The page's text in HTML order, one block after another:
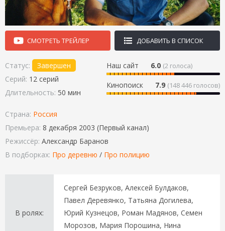
СМОТРЕТЬ ТРЕЙЛЕР ДОБАВИТЬ В СПИСОК
Наш сайт 6.0 (2 голоса)
Кинопоиск 7.9 (148 446 голосов)
Статус:
Завершен
Серий: 12 серий
Длительность: 50 мин
Страна: Россия
Премьера: 8 декабря 2003 (Первый канал)
Режиссёр: Александр Баранов
В подборках: Про деревню / Про полицию
В ролях:
Сергей Безруков, Алексей Булдаков,
Павел Деревянко, Татьяна Догилева,
Юрий Кузнецов, Роман Мадянов, Семен
Морозов, Мария Порошина, Нина